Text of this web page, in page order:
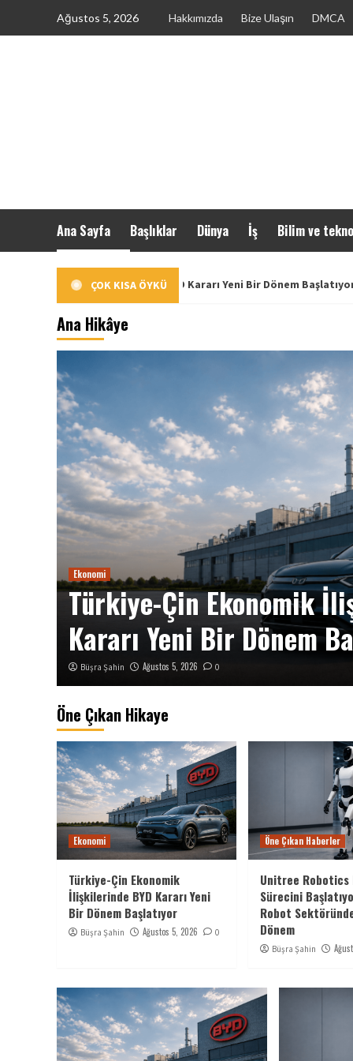
Ağustos 5, 2026 Hakkımızda Bize Ulaşın DMCA
Ana Sayfa Başlıklar Dünya İş Bilim ve
ÇOK KISA ÖYKÜ
İlişkilerinde BYD Kararı Yeni Bir Dönem Başlatıyor
Ana Hikâye
Ekonomi
Türkiye-Çin Ekonomik
Kararı Yeni Bir Dönem
Büşra Şahin Ağustos 5, 2026 0
Öne Çıkan Hikaye
Ekonomi
Türkiye-Çin Ekonomik
İlişkilerinde BYD Kararı Yeni
Bir Dönem Başlatıyor
Büşra Şahin Ağustos 5, 2026 0
Öne Çıkan Haberler
Unitree Robotics
Sürecini
Robot
Dönem
Büşra Şahin